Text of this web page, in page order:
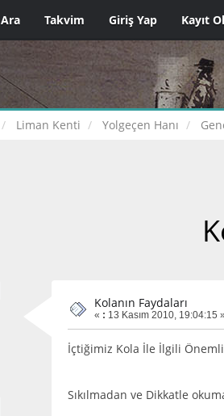
Ara Takvim Giriş Yap Kayıt Ol
Liman Kenti Yolgeçen Hanı
Kolanın Faydaları
« : 13 Kasım 2010, 19:04:15 »
İçtiğimiz Kola İle İlgili
Sıkılmadan ve Dikkatle